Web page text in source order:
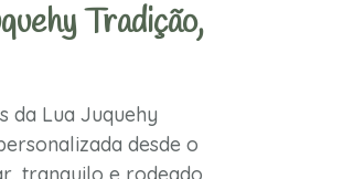
Tradição,
da Lua Juquehy
desde o